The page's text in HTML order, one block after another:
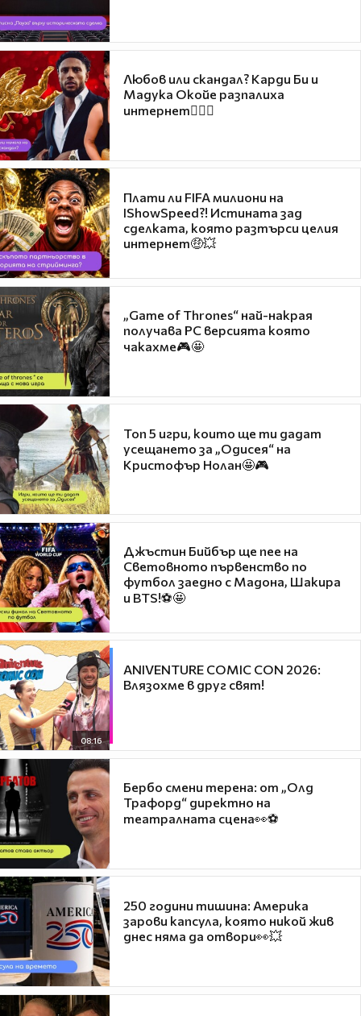
Любов или скандал? Карди Би и
Мадука Окойе разпалиха
интернет❤️‍🔥🔥
Плати ли FIFA милиони на
IShowSpeed?! Истината зад
сделката, която разтърси целия
интернет🤑💥
„Game of Thrones“ най-накрая
получава PC версията която
чакахме🎮🤩
Топ 5 игри, които ще ти дадат
усещането за „Одисея“ на
Кристофър Нолан🤩🎮
Джъстин Бийбър ще пее на
Световното първенство по
футбол заедно с Мадона, Шакира
и BTS!⚽🤩
08:16
ANIVENTURE COMIC CON 2026:
Влязохме в друг свят!
Бербо смени терена: от „Олд
Трафорд“ директно на
театралната сцена👀⚽
250 години тишина: Америка
зарови капсула, която никой жив
днес няма да отвори👀💥